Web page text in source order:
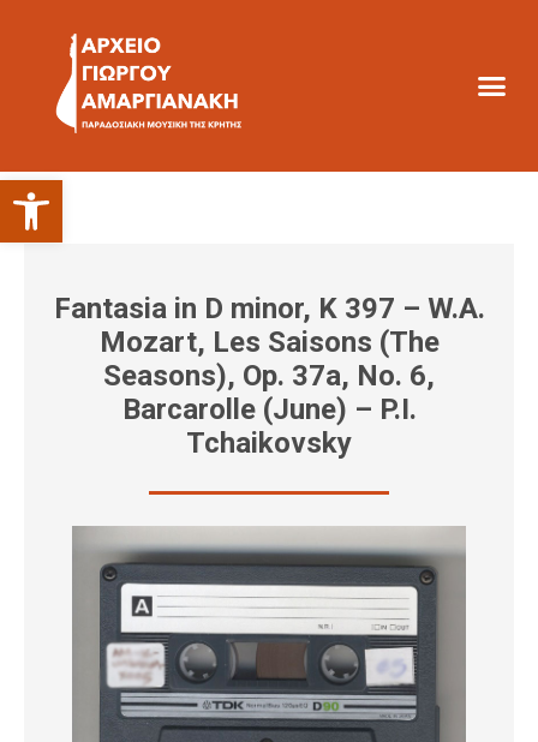
Ανοίξτε τη γραμμή εργαλείων
Fantasia in D minor, K 397 – W.A.
Mozart, Les Saisons (The
Seasons), Op. 37a, No. 6,
Barcarolle (June) – P.I.
Tchaikovsky